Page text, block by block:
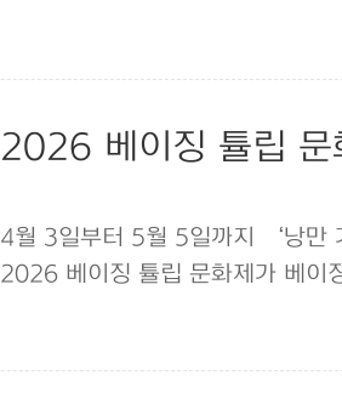
2026 베이징 튤립
4월 3일부터 5월 5일까지 ‘낭만
2026 베이징 튤립 문화제가 베이